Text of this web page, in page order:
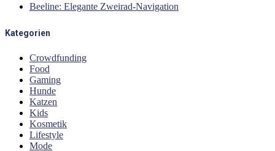
Beeline: Elegante Zweirad-Navigation
Kategorien
Crowdfunding
Food
Gaming
Hunde
Katzen
Kids
Kosmetik
Lifestyle
Mode